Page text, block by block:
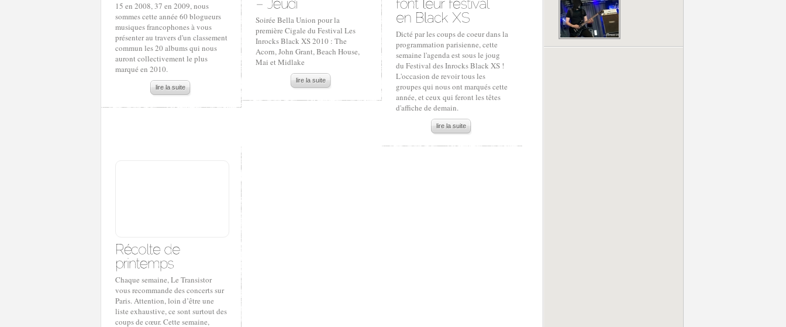
15 en 2008, 37 en 2009, nous
sommes cette année 60 blogueurs
musiques francophones à vous
présenter au travers d'un classement
commun les 20 albums qui nous
auront collectivement le plus
marqué en 2010.
lire la suite
Soirée Bella Union pour la
première Cigale du Festival Les
Inrocks Black XS 2010 : The
Acorn, John Grant, Beach House,
Mai et Midlake
lire la suite
Dicté par les coups de coeur dans la
programmation parisienne, cette
semaine l'agenda est sous le joug
du Festival des Inrocks Black XS !
L'occasion de revoir tous les
groupes qui nous ont marqués cette
année, et ceux qui feront les têtes
d'affiche de demain.
lire la suite
Chaque semaine, Le Transistor
vous recommande des concerts sur
Paris. Attention, loin d’être une
liste exhaustive, ce sont surtout des
coups de cœur. Cette semaine,